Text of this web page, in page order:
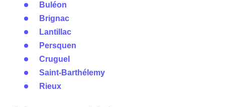
Buléon
Brignac
Lantillac
Persquen
Cruguel
Saint-Barthélemy
Rieux